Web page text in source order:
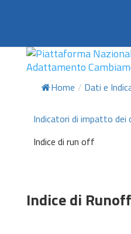
Home / Dati e
Indicatori di impatto dei
Indice di run off
Indice di Runoff